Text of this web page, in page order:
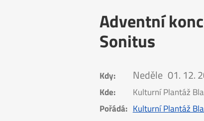
Adventní
Sonitus
Kdy: Neděle 01. 12.
Kde:
Kulturní Plantáž
Pořádá: Kulturní Plantáž